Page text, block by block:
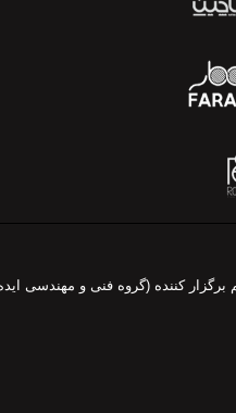
کننده (گروه فنی و مهندسی